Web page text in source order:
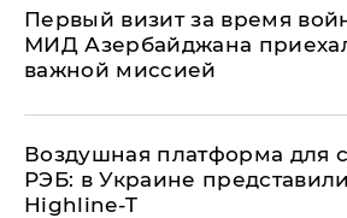
Первый визит за время
МИД Азербайджана
важной миссией
Воздушная платформа для
РЭБ: в Украине
Highline-T